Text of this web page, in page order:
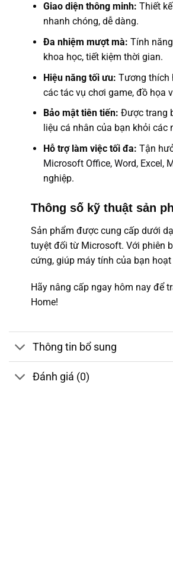
Giao diện thông minh: Thiết
nhanh chóng, dễ dàng.
Đa nhiệm mượt mà: Tính
khoa học, tiết kiệm thời gian.
Hiệu năng tối ưu: Tương thích
các tác vụ chơi game, đồ họa
Bảo mật tiên tiến: Được trang
liệu cá nhân của bạn khỏi các
Hỗ trợ làm việc tối đa: Tận
Microsoft Office, Word, Excel,
nghiệp.
Thông số kỹ thuật sản
Sản phẩm được cung cấp dưới
tuyệt đối từ Microsoft. Với phiên
cứng, giúp máy tính của bạn
Hãy nâng cấp ngay hôm nay để
Home!
Thông tin bổ sung
Đánh giá (0)